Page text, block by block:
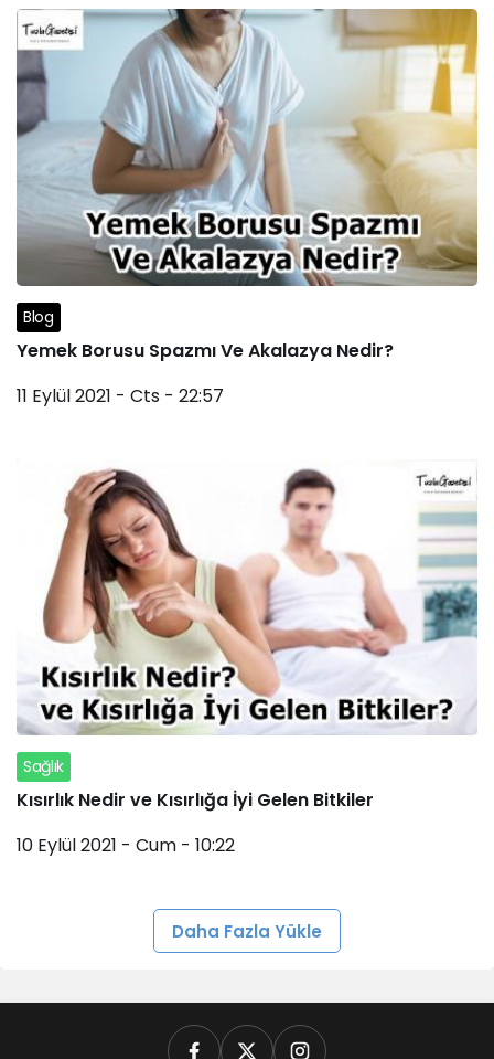
Blog
Yemek Borusu Spazmı Ve Akalazya Nedir?
11 Eylül 2021 - Cts - 22:57
Sağlık
Kısırlık Nedir ve Kısırlığa İyi Gelen Bitkiler
10 Eylül 2021 - Cum - 10:22
Daha Fazla Yükle